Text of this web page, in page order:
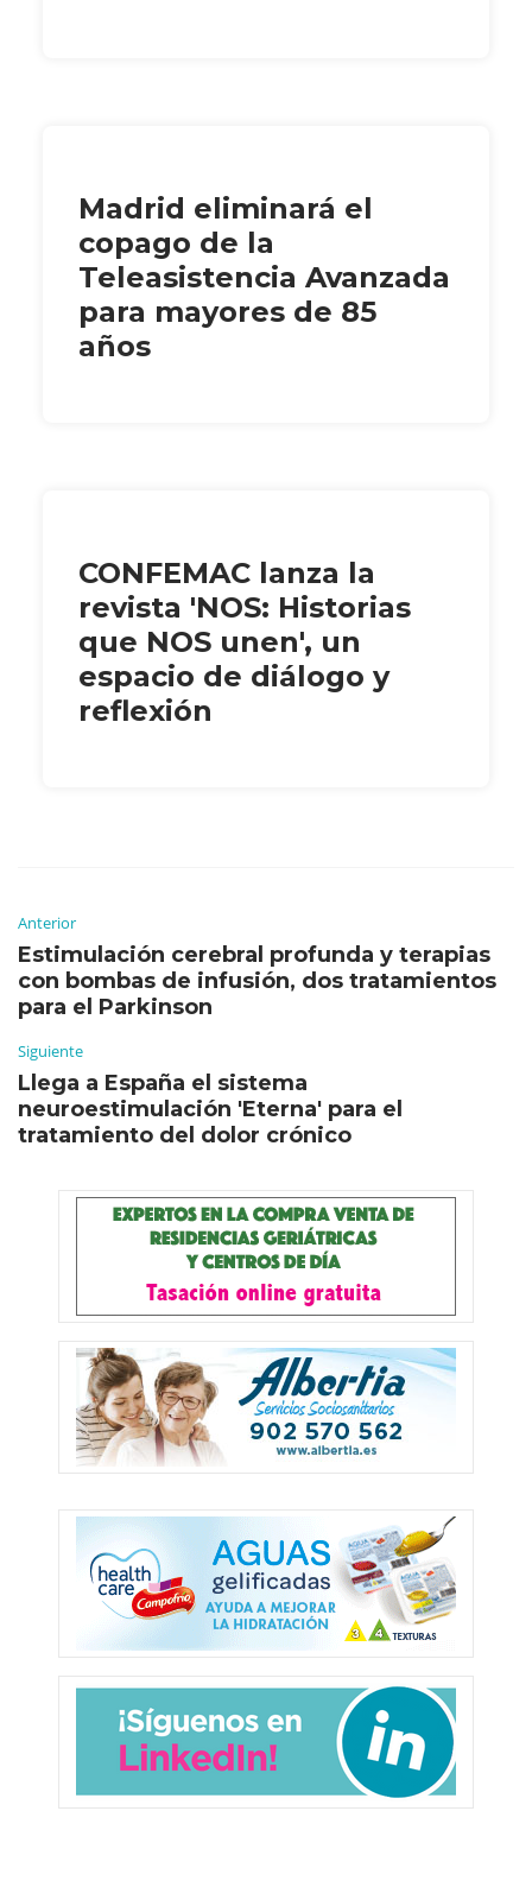
Madrid eliminará el
copago de la
Teleasistencia Avanzada
para mayores de 85
años
CONFEMAC lanza la
revista 'NOS: Historias
que NOS unen', un
espacio de diálogo y
reflexión
Anterior
Estimulación cerebral profunda y terapias
con bombas de infusión, dos tratamientos
para el Parkinson
Siguiente
Llega a España el sistema
neuroestimulación 'Eterna' para el
tratamiento del dolor crónico